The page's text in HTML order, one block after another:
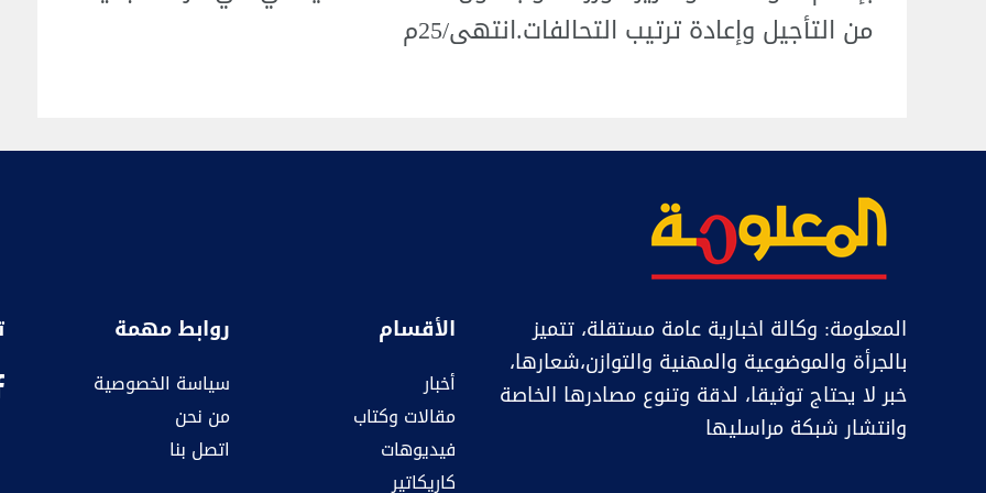
من التأجيل وإعادة ترتيب التحالفات.انتهى/25م
المعلومة: وكالة اخبارية عامة مستقلة، تتميز
بالجرأة والموضوعية والمهنية والتوازن،شعارها،
خبر ﻻ يحتاج توثيقا، لدقة وتنوع مصادرها الخاصة
وانتشار شبكة مراسليها
الأقسام
أخبار
مقالات وكتاب
فيديوهات
كاريكاتير
روابط مهمة
سياسة الخصوصية
من نحن
اتصل بنا